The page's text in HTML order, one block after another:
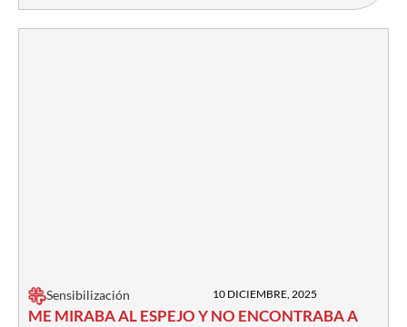
Sensibilización 10 DICIEMBRE, 2025
ME MIRABA AL ESPEJO Y NO ENCONTRABA A